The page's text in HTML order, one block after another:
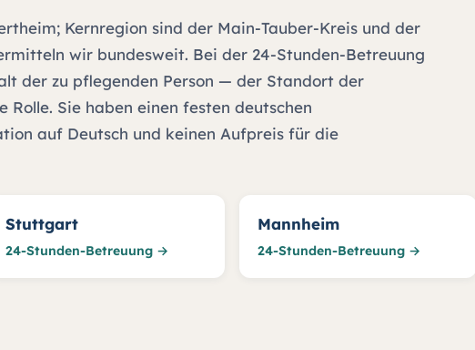
Kernregion sind der Main-Tauber-Kreis und der
wir bundesweit. Bei der 24-Stunden-Betreuung
der zu pflegenden Person — der Standort der
Sie haben einen festen deutschen
auf Deutsch und keinen Aufpreis für die
Stuttgart
24-Stunden-Betreuung →
Mannheim
24-Stunden-Betreuung →